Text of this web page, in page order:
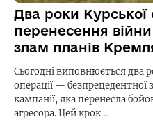
Два роки Курської
перенесення
злам планів
Сьогодні виповнюється два
операції —
кампанії, яка перенесла
агресора. Цей крок…